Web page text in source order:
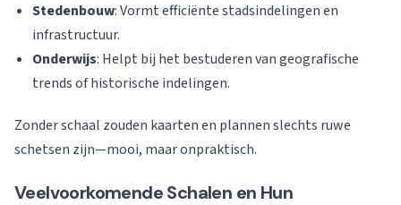
Stedenbouw: Vormt efficiënte stadsindelingen en
infrastructuur.
Onderwijs: Helpt bij het bestuderen van geografische
trends of historische indelingen.
Zonder schaal zouden kaarten en plannen slechts ruwe
schetsen zijn—mooi, maar onpraktisch.
Veelvoorkomende Schalen en Hun